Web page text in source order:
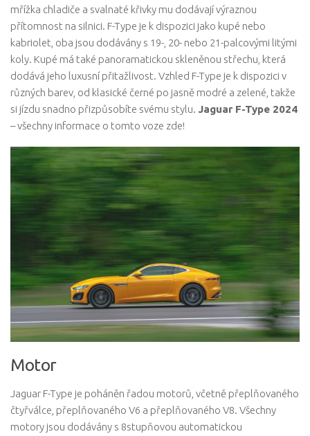
mřížka chladiče a svalnaté křivky mu dodávají výraznou
přítomnost na silnici. F-Type je k dispozici jako kupé nebo
kabriolet, oba jsou dodávány s 19-, 20- nebo 21-palcovými litými
koly. Kupé má také panoramatickou skleněnou střechu, která
dodává jeho luxusní přitažlivost. Vzhled F-Type je k dispozici v
různých barev, od klasické černé po jasně modré a zelené, takže
si jízdu snadno přizpůsobíte svému stylu. Jaguar F-Type 2024
– všechny informace o tomto voze zde!
Motor
Jaguar F-Type je poháněn řadou motorů, včetně přeplňovaného
čtyřválce, přeplňovaného V6 a přeplňovaného V8. Všechny
motory jsou dodávány s 8stupňovou automatickou